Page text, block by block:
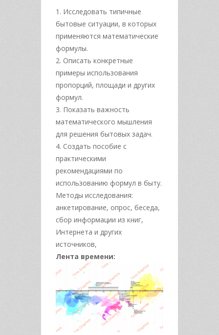
1. Исследовать типичные
бытовые ситуации, в которых
применяются математические
формулы.
2. Описать конкретные
примеры использования
пропорций, площади и других
формул.
3. Показать важность
математического мышления
для решения бытовых задач.
4. Создать пособие с
практическими
рекомендациями по
использованию формул в быту.
Методы исследования:
анкетирование, опрос, беседа,
сбор информации из книг,
Интернета и других
источников,
Лента времени: